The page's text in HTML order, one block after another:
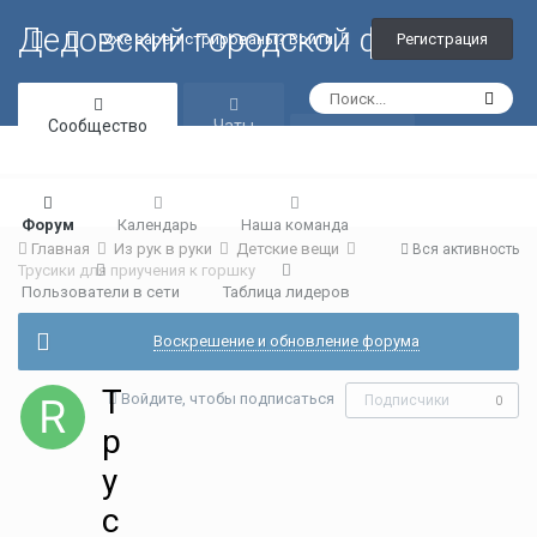
Дедовский городской форум
Уже зарегистрированы? Войти Регистрация
Сообщество
Форум Календарь Наша команда
Пользователи в сети Таблица лидеров
Чаты
Вся активность
Главная Из рук в руки
Детские вещи
Трусики для приучения к горшку
Воскрешение и обновление форума
Войдите, чтобы подписаться Подписчики 0
Т
р
у
с